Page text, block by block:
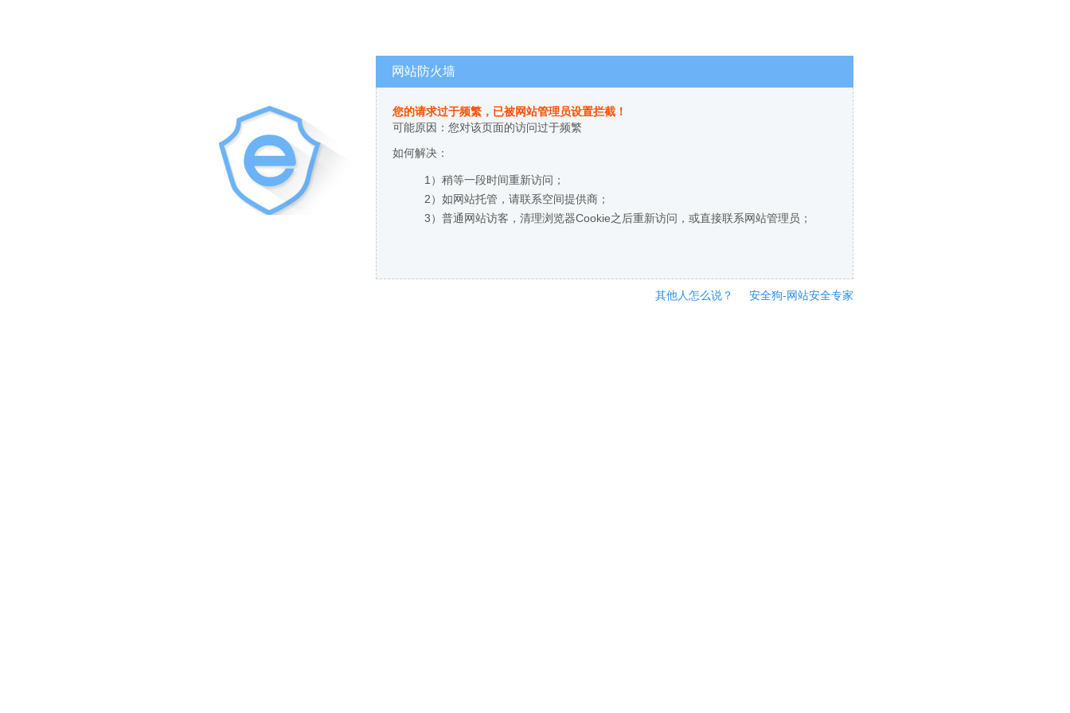
网站防火墙
您的请求过于频繁，已被网站管理员设置拦截！
可能原因：您对该页面的访问过于频繁
如何解决：
1）稍等一段时间重新访问；
2）如网站托管，请联系空间提供商；
3）普通网站访客，清理浏览器Cookie之后重新访问，或直接联系网站管理员；
其他人怎么说？ 安全狗-网站安全专家